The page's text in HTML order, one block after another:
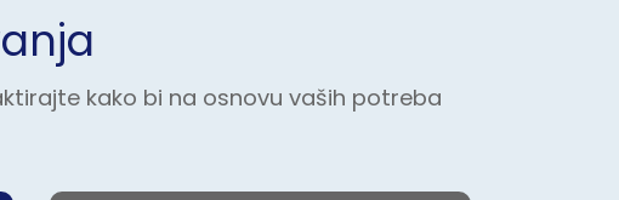
kako bi na osnovu vaših potreba